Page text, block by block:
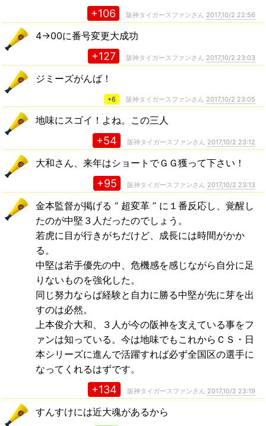
+106 阪神タイガースファンさん 2017,10/2 22:56
4→00に番号変更大成功
+127 阪神タイガースファンさん 2017,10/2 23:03
ジミーズがんば！
+6 阪神タイガースファンさん 2017,10/2 23:05
地味にスゴイ！よね。この三人
+54 阪神タイガースファンさん 2017,10/2 23:12
大和さん、来年はショートでＧＧ獲って下さい！
+95 阪神タイガースファンさん 2017,10/2 23:13
金本監督が掲げる “ 超変革 ” に１番反応し、覚醒し
たのが中堅３人だったのでしょう。
若虎に目が行きがちだけど、成長には時間がかか
る。
中堅は若手優先の中、危機感を感じながら自分に足
りないものを強化した。
同じ努力ならば経験と自力に勝る中堅が先に芽を出
すのは必然。
上本俊介大和、３人が今の阪神を支えている事をフ
ァンは知っている。今は地味でもこれからＣＳ・日
本シリーズに進んで活躍すれば必ず全国区の選手に
なってくれるはずです。
+134 阪神タイガースファンさん 2017,10/2 23:19
すんすけには近大魂があるから